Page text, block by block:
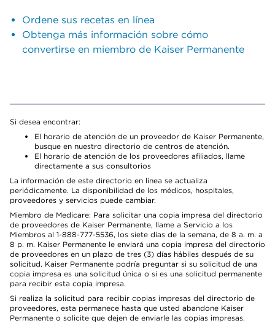
Ordene sus recetas en línea
Obtenga más información sobre cómo
convertirse en miembro de Kaiser Permanente
Si desea encontrar:
El horario de atención de un proveedor de Kaiser Permanente,
busque en nuestro directorio de centros de atención.
El horario de atención de los proveedores afiliados, llame
directamente a sus consultorios
La información de este directorio en línea se actualiza
periódicamente. La disponibilidad de los médicos, hospitales,
proveedores y servicios puede cambiar.
Miembro de Medicare: Para solicitar una copia impresa del directorio
de proveedores de Kaiser Permanente, llame a Servicio a los
Miembros al 1-888-777-5536, los siete días de la semana, de 8 a. m. a
8 p. m. Kaiser Permanente le enviará una copia impresa del directorio
de proveedores en un plazo de tres (3) días hábiles después de su
solicitud. Kaiser Permanente podría preguntar si su solicitud de una
copia impresa es una solicitud única o si es una solicitud permanente
para recibir esta copia impresa.
Si realiza la solicitud para recibir copias impresas del directorio de
proveedores, esta permanece hasta que usted abandone Kaiser
Permanente o solicite que dejen de enviarle las copias impresas.